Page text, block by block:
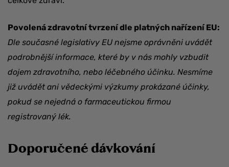
Povolená zdravotní tvrzení dle platných nařízení EU:
Dle současné legislativy EU nejsme oprávněni uvádět
podrobnější informace, které by v nás mohly vzbudit
dojem zdravotního, nebo léčebného účinku. Nesmíme
již uvádět ani vědeckými výzkumy prokázané účinky,
pokud se nejedná o farmaceutickou firmou
registrovaný lék.
Doporučené dávkování